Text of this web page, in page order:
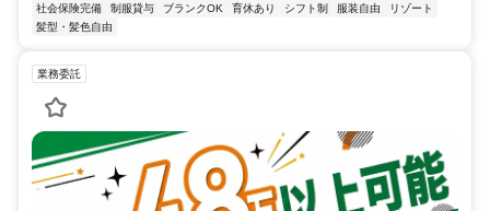
社会保険完備
制服貸与 ブランクOK 育休あり シフト制 服装自由
リゾート
髪型・髪色自由
業務委託